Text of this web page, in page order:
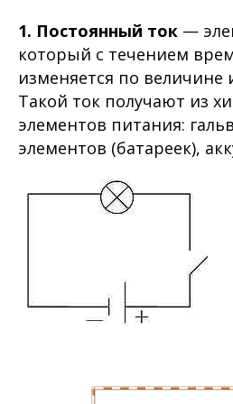
1. Постоянный ток —
который с течением
изменяется по
Такой ток получают из
элементов питания:
элементов (батареек),